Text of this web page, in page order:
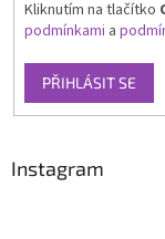
Kliknutím na tlačítko
podmínkami a
PŘIHLÁSIT SE
Instagram